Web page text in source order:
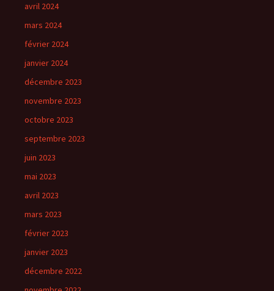
avril 2024
mars 2024
février 2024
janvier 2024
décembre 2023
novembre 2023
octobre 2023
septembre 2023
juin 2023
mai 2023
avril 2023
mars 2023
février 2023
janvier 2023
décembre 2022